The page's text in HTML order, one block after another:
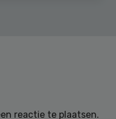
reactie te plaatsen.